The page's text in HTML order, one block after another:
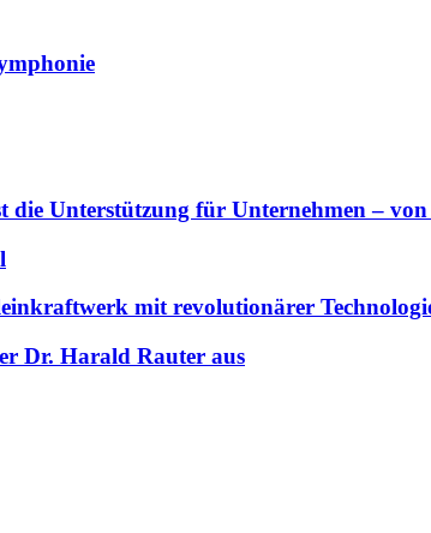
Unterstützung für Unternehmen –
mit revolutionärer
Dr. Harald Rauter aus